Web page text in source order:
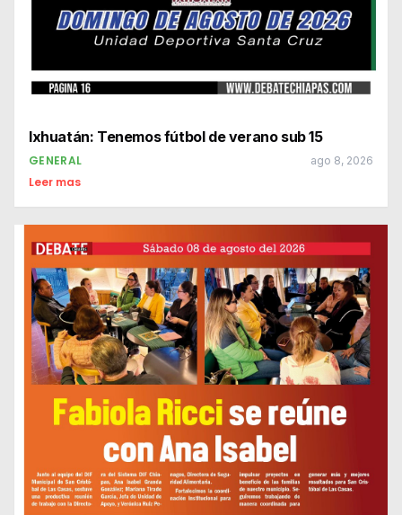
Ixhuatán: Tenemos fútbol de verano sub 15
GENERAL ago 8, 2026
Leer mas